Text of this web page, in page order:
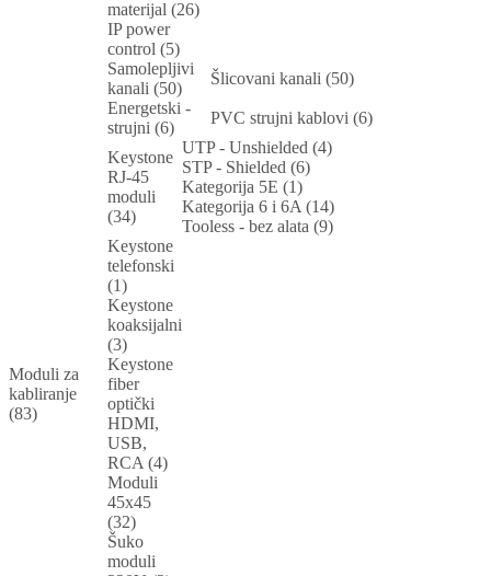
materijal (26)
IP power
control (5)
Samolepljivi
kanali (50)
Šlicovani kanali (50)
Energetski -
strujni (6)
PVC strujni kablovi (6)
Moduli za
kabliranje
(83)
Keystone
RJ-45
moduli
(34)
UTP - Unshielded (4)
STP - Shielded (6)
Kategorija 5E (1)
Kategorija 6 i 6A (14)
Tooless - bez alata (9)
Keystone
telefonski
(1)
Keystone
koaksijalni
(3)
Keystone
fiber
optički
HDMI,
USB,
RCA (4)
Moduli
45x45
(32)
Šuko
moduli